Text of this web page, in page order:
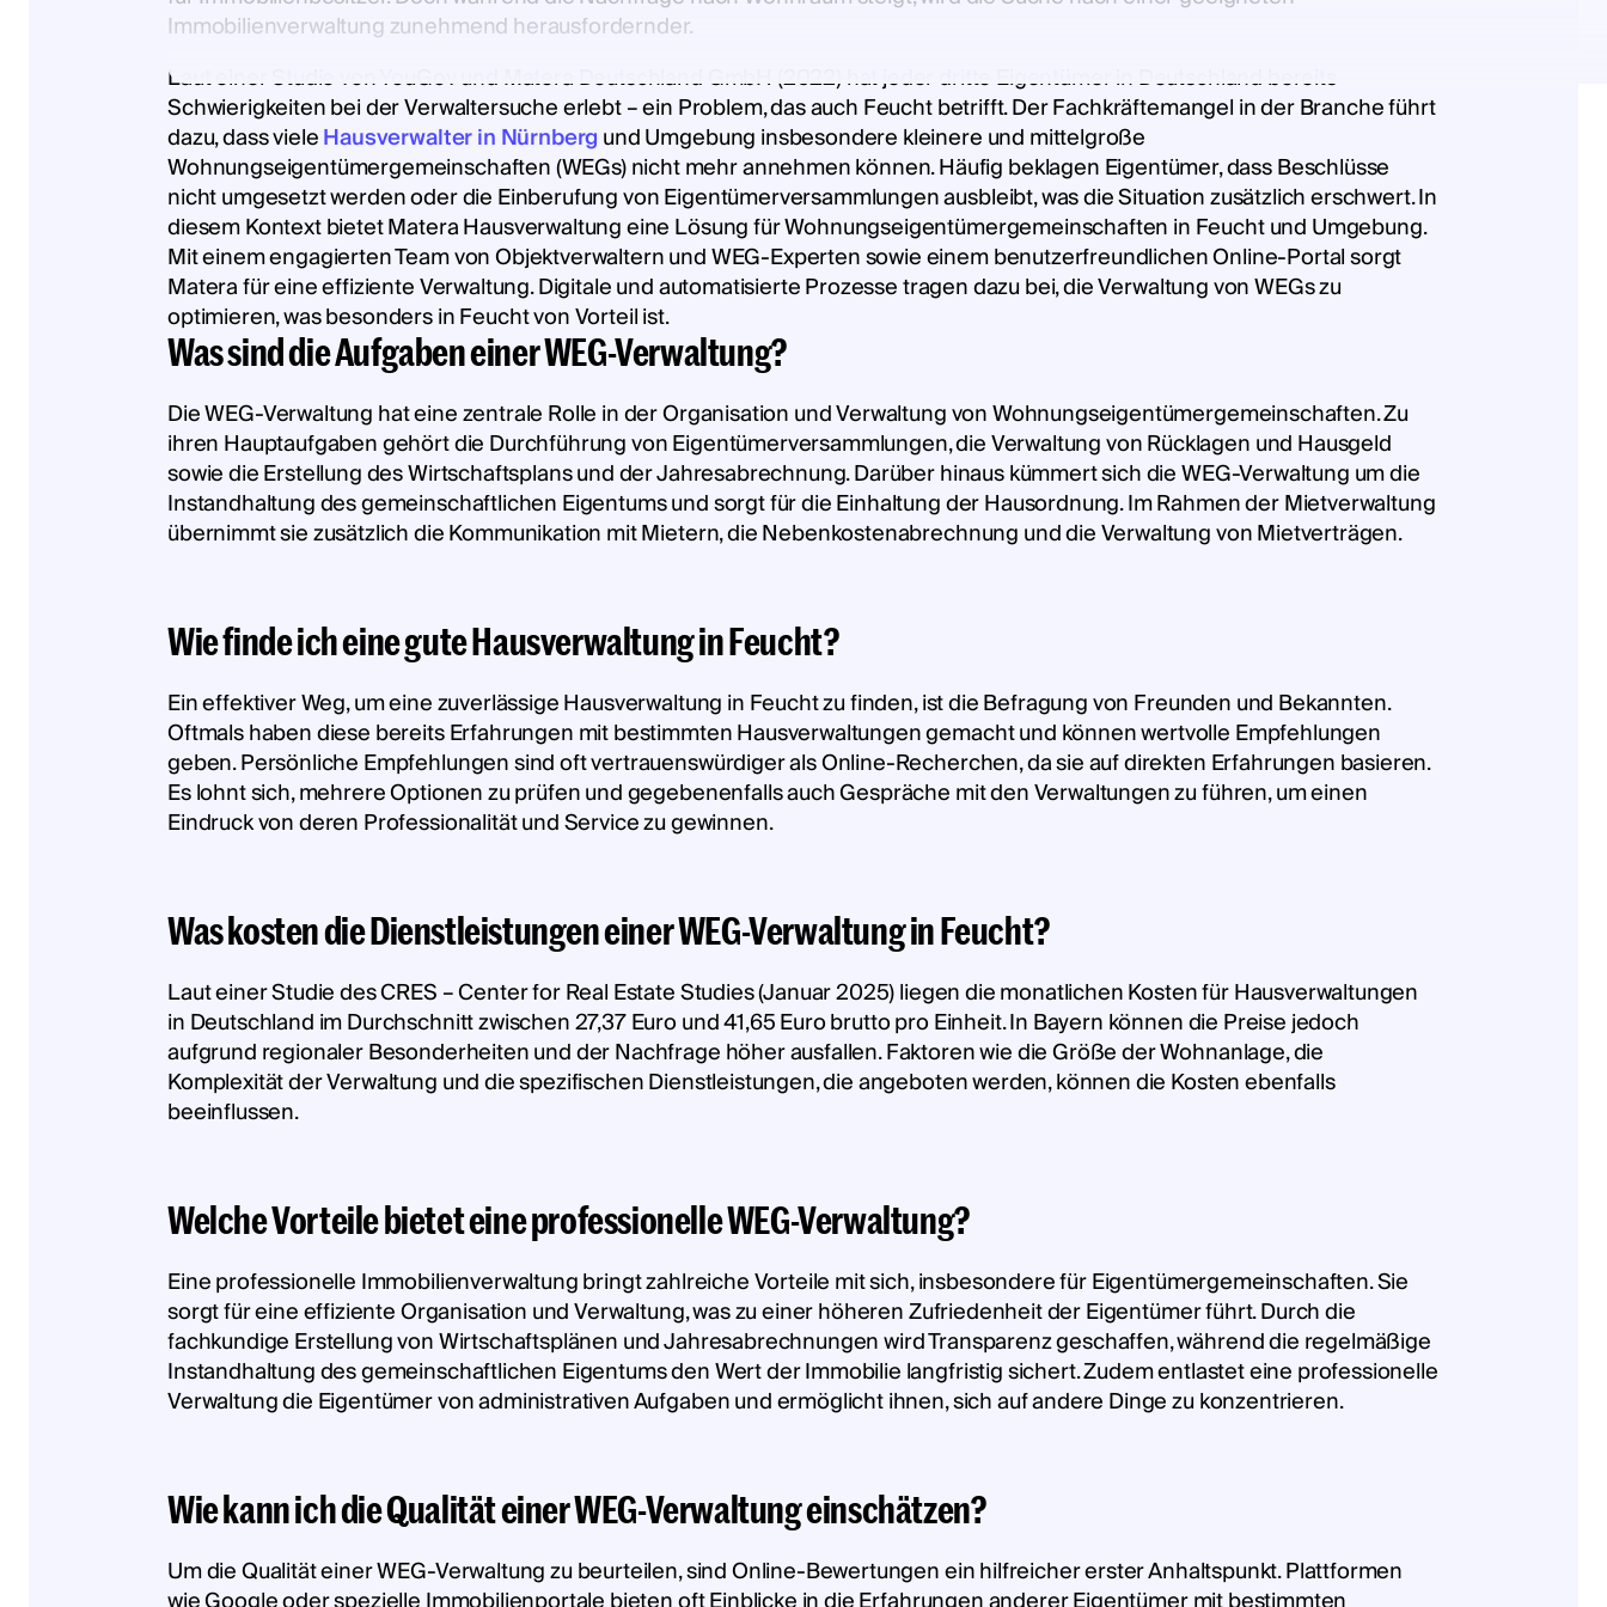
Immobilienverwaltung zunehmend herausfordernder.
Laut einer Studie von YouGov und Matera Deutschland GmbH (2022) hat jeder dritte Eigentümer in Deutschland bereits
Schwierigkeiten bei der Verwaltersuche erlebt – ein Problem, das auch Feucht betrifft. Der Fachkräftemangel in der Branche führt
dazu, dass vieleHausverwalter in Nürnbergund Umgebung insbesondere kleinere und mittelgroße
Wohnungseigentümergemeinschaften (WEGs) nicht mehr annehmen können. Häufig beklagen Eigentümer, dass Beschlüsse
nicht umgesetzt werden oder die Einberufung von Eigentümerversammlungen ausbleibt, was die Situation zusätzlich erschwert. In
diesem Kontext bietet Matera Hausverwaltung eine Lösung für Wohnungseigentümergemeinschaften in Feucht und Umgebung.
Mit einem engagierten Team von Objektverwaltern und WEG-Experten sowie einem benutzerfreundlichen Online-Portal sorgt
Matera für eine effiziente Verwaltung. Digitale und automatisierte Prozesse tragen dazu bei, die Verwaltung von WEGs zu
optimieren, was besonders in Feucht von Vorteil ist.
Was sind die Aufgaben einer WEG-Verwaltung?
Die WEG-Verwaltung hat eine zentrale Rolle in der Organisation und Verwaltung von Wohnungseigentümergemeinschaften. Zu
ihren Hauptaufgaben gehört die Durchführung von Eigentümerversammlungen, die Verwaltung von Rücklagen und Hausgeld
sowie die Erstellung des Wirtschaftsplans und der Jahresabrechnung. Darüber hinaus kümmert sich die WEG-Verwaltung um die
Instandhaltung des gemeinschaftlichen Eigentums und sorgt für die Einhaltung der Hausordnung. Im Rahmen der Mietverwaltung
übernimmt sie zusätzlich die Kommunikation mit Mietern, die Nebenkostenabrechnung und die Verwaltung von Mietverträgen.
Wie finde ich eine gute Hausverwaltung in Feucht?
Ein effektiver Weg, um eine zuverlässige Hausverwaltung in Feucht zu finden, ist die Befragung von Freunden und Bekannten.
Oftmals haben diese bereits Erfahrungen mit bestimmten Hausverwaltungen gemacht und können wertvolle Empfehlungen
geben. Persönliche Empfehlungen sind oft vertrauenswürdiger als Online-Recherchen, da sie auf direkten Erfahrungen basieren.
Es lohnt sich, mehrere Optionen zu prüfen und gegebenenfalls auch Gespräche mit den Verwaltungen zu führen, um einen
Eindruck von deren Professionalität und Service zu gewinnen.
Was kosten die Dienstleistungen einer WEG-Verwaltung in Feucht?
Laut einer Studie des CRES – Center for Real Estate Studies (Januar 2025) liegen die monatlichen Kosten für Hausverwaltungen
in Deutschland im Durchschnitt zwischen 27,37 Euro und 41,65 Euro brutto pro Einheit. In Bayern können die Preise jedoch
aufgrund regionaler Besonderheiten und der Nachfrage höher ausfallen. Faktoren wie die Größe der Wohnanlage, die
Komplexität der Verwaltung und die spezifischen Dienstleistungen, die angeboten werden, können die Kosten ebenfalls
beeinflussen.
Welche Vorteile bietet eine professionelle WEG-Verwaltung?
Eine professionelle Immobilienverwaltung bringt zahlreiche Vorteile mit sich, insbesondere für Eigentümergemeinschaften. Sie
sorgt für eine effiziente Organisation und Verwaltung, was zu einer höheren Zufriedenheit der Eigentümer führt. Durch die
fachkundige Erstellung von Wirtschaftsplänen und Jahresabrechnungen wird Transparenz geschaffen, während die regelmäßige
Instandhaltung des gemeinschaftlichen Eigentums den Wert der Immobilie langfristig sichert. Zudem entlastet eine professionelle
Verwaltung die Eigentümer von administrativen Aufgaben und ermöglicht ihnen, sich auf andere Dinge zu konzentrieren.
Wie kann ich die Qualität einer WEG-Verwaltung einschätzen?
Um die Qualität einer WEG-Verwaltung zu beurteilen, sind Online-Bewertungen ein hilfreicher erster Anhaltspunkt. Plattformen